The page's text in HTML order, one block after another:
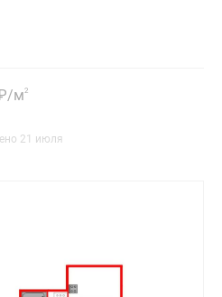
/м2
21 июля